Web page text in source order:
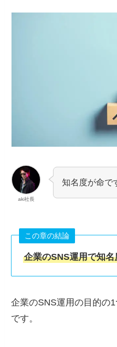
aki社長
知名度が命で
この章の結論
企業のSNS運用で知
企業のSNS運用の目的の
です。